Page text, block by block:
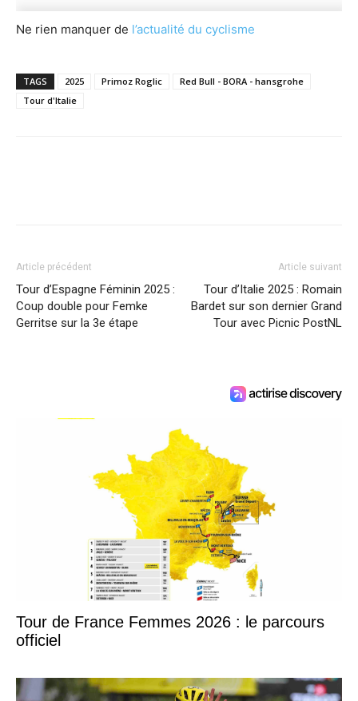
Ne rien manquer de l’actualité du cyclisme
TAGS 2025 Primoz Roglic
Red Bull - BORA - hansgrohe
Tour d'Italie
Article précédent
Tour d’Espagne Féminin 2025 :
Coup double pour Femke
Gerritse sur la 3e étape
Article suivant
Tour d’Italie 2025 : Romain
Bardet sur son dernier Grand
Tour avec Picnic PostNL
Tour de France Femmes 2026 : le parcours
officiel